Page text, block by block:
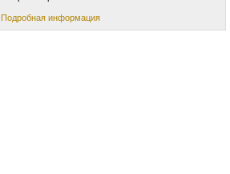
Подробная информация